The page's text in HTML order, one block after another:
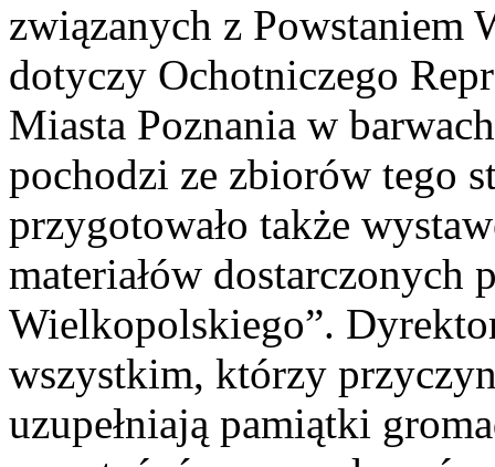
związanych z Powstaniem
dotyczy Ochotniczego
Miasta Poznania w
pochodzi ze zbiorów tego
przygotowało także
materiałów dostarczonych
Wielkopolskiego”.
wszystkim, którzy
uzupełniają pamiątki